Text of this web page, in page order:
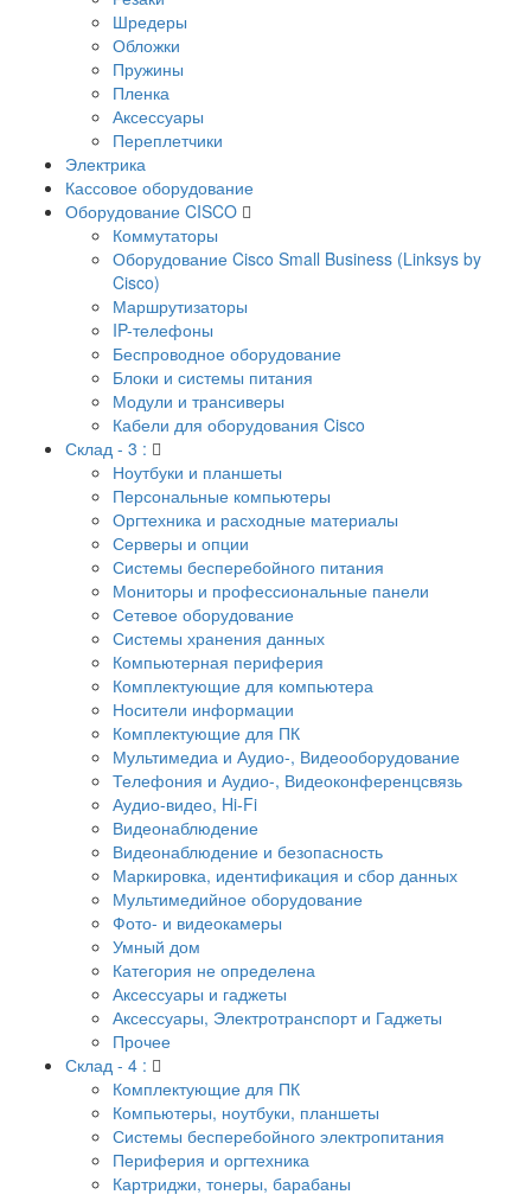
Шредеры
Обложки
Пружины
Пленка
Аксессуары
Переплетчики
Электрика
Кассовое оборудование
Оборудование CISCO
Коммутаторы
Оборудование Cisco Small Business (Linksys by
Cisco)
Маршрутизаторы
IP-телефоны
Беспроводное оборудование
Блоки и системы питания
Модули и трансиверы
Кабели для оборудования Cisco
Склад - 3 :
Ноутбуки и планшеты
Персональные компьютеры
Оргтехника и расходные материалы
Серверы и опции
Системы бесперебойного питания
Мониторы и профессиональные панели
Сетевое оборудование
Системы хранения данных
Компьютерная периферия
Комплектующие для компьютера
Носители информации
Комплектующие для ПК
Мультимедиа и Аудио-, Видеооборудование
Телефония и Аудио-, Видеоконференцсвязь
Аудио-видео, Hi-Fi
Видеонаблюдение
Видеонаблюдение и безопасность
Маркировка, идентификация и сбор данных
Мультимедийное оборудование
Фото- и видеокамеры
Умный дом
Категория не определена
Аксессуары и гаджеты
Аксессуары, Электротранспорт и Гаджеты
Прочее
Склад - 4 :
Комплектующие для ПК
Компьютеры, ноутбуки, планшеты
Системы бесперебойного электропитания
Периферия и оргтехника
Картриджи, тонеры, барабаны